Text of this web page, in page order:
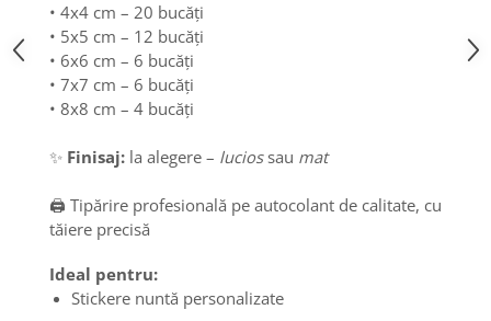
• 4x4 cm – 20 bucăți
• 5x5 cm – 12 bucăți
• 6x6 cm – 6 bucăți
• 7x7 cm – 6 bucăți
• 8x8 cm – 4 bucăți
✨ Finisaj: la alegere – luciossau mat
🖨️ Tipărire profesională pe autocolant de calitate, cu
tăiere precisă
Ideal pentru:
Stickere nuntă personalizate